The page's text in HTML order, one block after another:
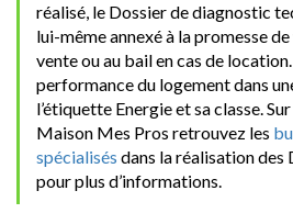
réalisé, le Dossier de diagnostic
lui-même annexé à la promesse de
vente ou au bail en cas de
performance du logement dans
l’étiquette Energie et sa classe.
Maison Mes Pros retrouvez les
spécialisés dans la réalisation des
pour plus d’informations.